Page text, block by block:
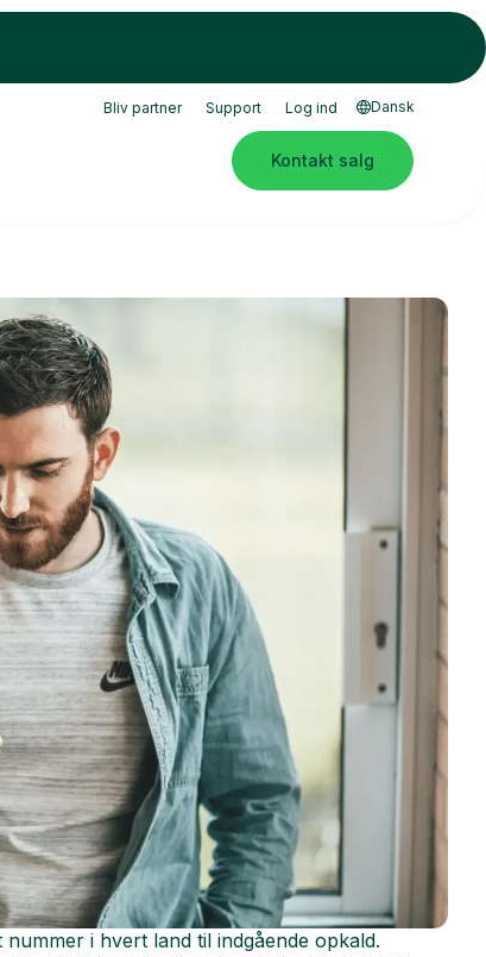
Bliv partner Support Log ind Dansk
Kontakt salg
i hvert land til indgående opkald.